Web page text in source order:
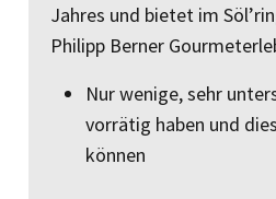
Jahres und bietet im
Philipp Berner
Nur wenige, sehr
vorrätig haben und
können